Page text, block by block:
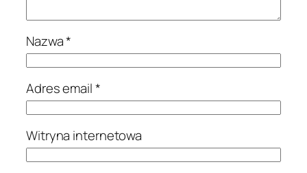
Nazwa*
Adres email*
Witryna internetowa